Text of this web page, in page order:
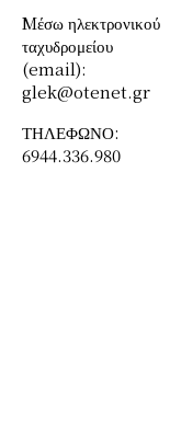
Mέσω ηλεκτρονικού
ταχυδρομείου
(email):
glek@otenet.gr
ΤΗΛΕΦΩΝΟ:
6944.336.980